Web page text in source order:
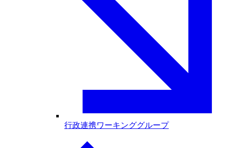
行政連携ワーキンググループ